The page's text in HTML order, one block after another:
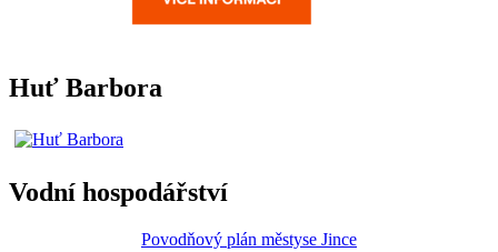
Huť Barbora
Vodní hospodářství
Povodňový plán městyse Jince